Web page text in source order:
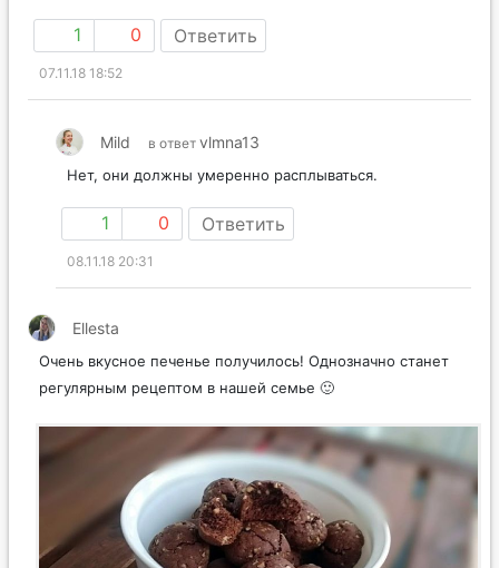
1 0 Ответить
07.11.18 18:52
Mild в ответ vlmna13
Нет, они должны умеренно расплываться.
1 0 Ответить
08.11.18 20:31
Ellesta
Очень вкусное печенье получилось! Однозначно станет
регулярным рецептом в нашей семье 🙂